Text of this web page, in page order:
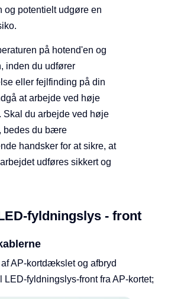
og potentielt udgøre en
på hotend'en og
inden du udfører
eller fejlfinding på din
at arbejde ved høje
Skal du arbejde ved høje
bedes du bære
handsker for at sikre, at
udføres sikkert og
fyldningslys - front
AP-kortdækslet og afbryd
fyldningslys-front fra AP-kortet;